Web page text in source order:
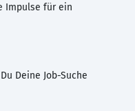
Impulse für ein
Deine Job-Suche